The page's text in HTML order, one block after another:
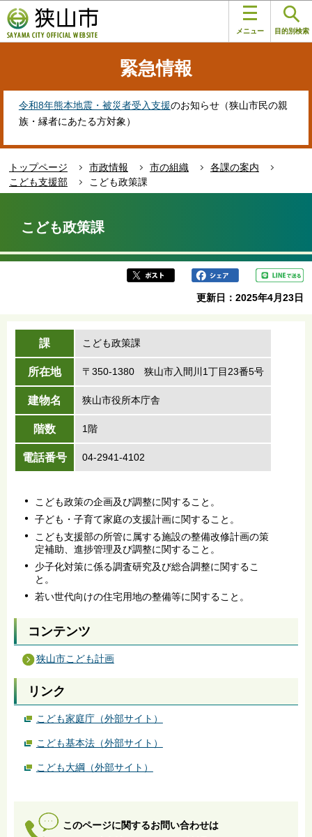
の
ペ
す
メニュー 目的別検索
緊急情報
令和8年熊本地震・被災者受入支援のお知らせ（狭山市民の親
族・縁者にあたる方対象）
トップページ 市政情報 市の組織
各課の案内
こども支援部
こども政策課
か
こども政策課
更新日：2025年4月23日
課 こども政策課
所在地 〒350-1380 狭山市入間川1丁目23番5号
建物名 狭山市役所本庁舎
階数 1階
電話番号 04-2941-4102
こども政策の企画及び調整に関すること。
子ども・子育て家庭の支援計画に関すること。
こども支援部の所管に属する施設の整備改修計画の策
定補助、進捗管理及び調整に関すること。
少子化対策に係る調査研究及び総合調整に関するこ
と。
若い世代向けの住宅用地の整備等に関すること。
コンテンツ
狭山市こども計画
リンク
こども家庭庁（外部サイト）
こども基本法（外部サイト）
こども大綱（外部サイト）
このページに関するお問い合わせは